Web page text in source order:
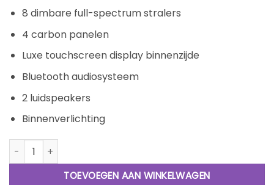
8 dimbare full-spectrum stralers
4 carbon panelen
Luxe touchscreen display binnenzijde
Bluetooth audiosysteem
2 luidspeakers
Binnenverlichting
Exclusive Enjoy Life Combi Sauna aantal
TOEVOEGEN AAN WINKELWAGEN